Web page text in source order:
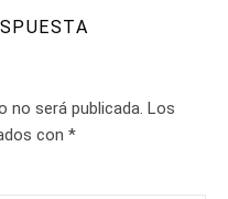
no será publicada. Los
con *